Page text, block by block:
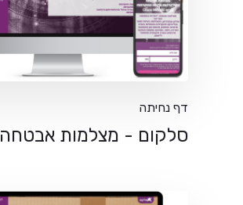
דף נחיתה
סלקום - מצלמות אבטחה